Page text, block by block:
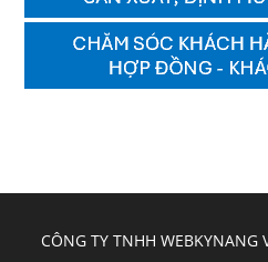
CÔNG TY TNHH WEBKYNANG